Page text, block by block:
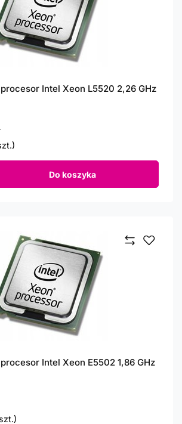
Intel Xeon L5520 2,26 GHz
Do koszyka
Intel Xeon E5502 1,86 GHz